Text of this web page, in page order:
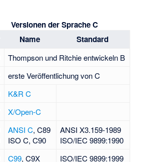
Versionen der Sprache C
Name Standard
Thompson und Ritchie entwickeln B
erste Veröffentlichung von C
K&R C
X/Open-C
ANSI C, C89
ISO C, C90
ANSI X3.159-1989
ISO/IEC 9899:1990
C99, C9X
ISO/IEC 9899:1999